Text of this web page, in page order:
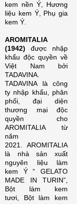
kem nền Ý, Hương
liệu kem Ý, Phụ gia
kem Ý.
AROMITALIA
(1942) được nhập
khẩu độc quyền về
Việt Nam bởi
TADAVINA.
TADAVINA là công
ty nhập khẩu, phân
phối, đại diện
thương mại độc
quyền cho
AROMITALIA từ
năm
2021. AROMITALIA
là nhà sản xuất
nguyên liệu làm
kem Ý “ GELATO
MADE IN TURIN”,
Bột làm kem
tươi, Bột làm kem